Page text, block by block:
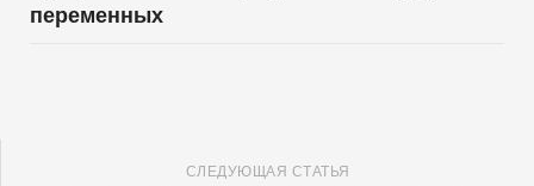
переменных
СЛЕДУЮЩАЯ СТАТЬЯ